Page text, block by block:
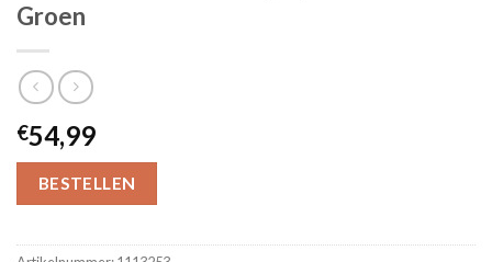
Groen
€54,99
BESTELLEN